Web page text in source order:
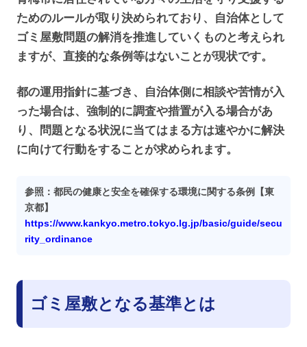
ためのルールが取り決められており、自治体として
ゴミ屋敷問題の解消を推進していくものと考えられ
ますが、直接的な条例等はないことが現状です。
都の運用指針に基づき、自治体側に相談や苦情が入
った場合は、強制的に調査や措置が入る場合があ
り、問題となる状況に当てはまる方は速やかに解決
に向けて行動をすることが求められます。
参照：都民の健康と安全を確保する環境に関する条例【東
京都】
https://www.kankyo.metro.tokyo.lg.jp/basic/guide/secu
rity_ordinance
ゴミ屋敷となる基準とは